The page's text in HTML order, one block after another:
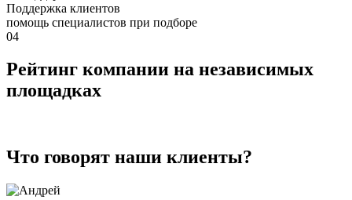
Поддержка клиентов
помощь специалистов при подборе
04
Рейтинг компании на независимых
площадках
Что говорят наши клиенты?